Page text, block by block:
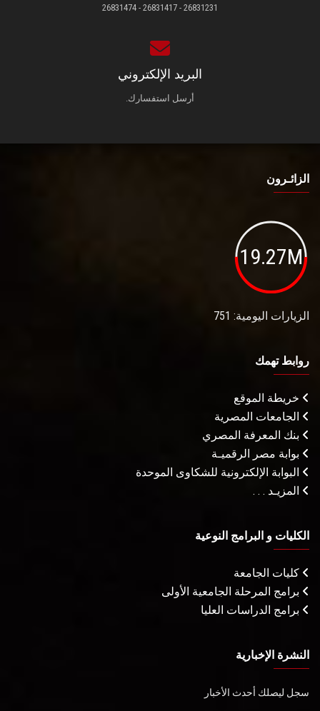
26831231 - 26831417 - 26831474
البريد الإلكتروني
أرسل استفسارك.
الزائـرون
19.27M
الزيارات اليومية: 751
روابط تهمك
خريطة الموقع
الجامعات المصرية
بنك المعرفة المصري
بوابة مصر الرقميـة
البوابة الإلكترونية للشكاوى الموحدة
المزيـد . . .
الكليات و البرامج النوعية
كليات الجامعة
برامج المرحلة الجامعية الأولى
برامج الدراسات العليا
النشرة الإخبارية
سجل ليصلك أحدث الأخبار